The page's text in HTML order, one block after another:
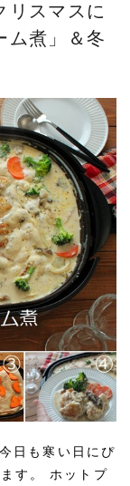
リスマスに
ム煮」＆冬
日も寒い日にぴ
す。 ホットプ